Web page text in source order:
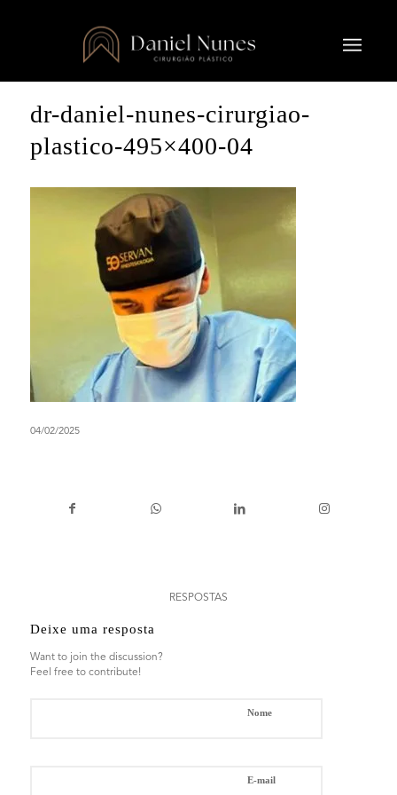
dr-daniel-nunes-cirurgiao-
plastico-495×400-04
04/02/2025
RESPOSTAS
Deixe uma resposta
Want to join the discussion?
Feel free to contribute!
Nome
E-mail